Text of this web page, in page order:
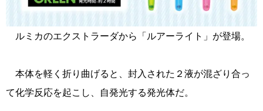
ルミカのエクストラーダから「ルアーライト」が登場。
本体を軽く折り曲げると、封入された２液が混ざり合っ
て化学反応を起こし、自発光する発光体だ。